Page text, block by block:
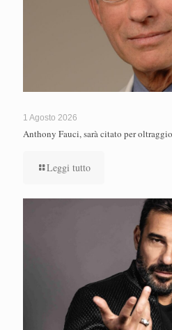
1 Agosto 2026
Anthony Fauci, sarà citato per
Leggi tutto